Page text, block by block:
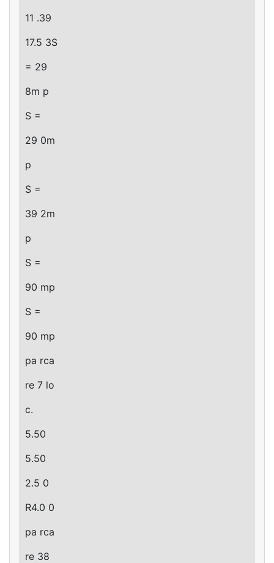
11 .39
17.5 3S
= 29
8m p
S =
29 0m
p
S =
39 2m
p
S =
90 mp
S =
90 mp
pa rca
re 7 lo
c.
5.50
5.50
2.5 0
R4.0 0
pa rca
re 38